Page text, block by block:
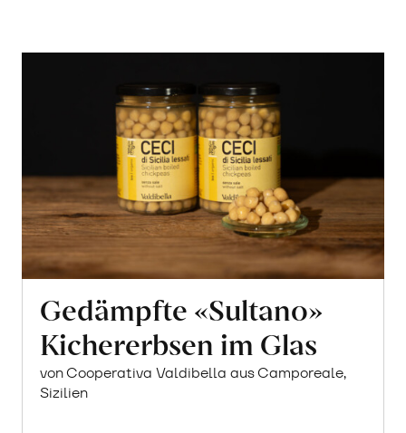
Gedämpfte «Sultano»
Kichererbsen im Glas
von Cooperativa Valdibella aus Camporeale,
Sizilien